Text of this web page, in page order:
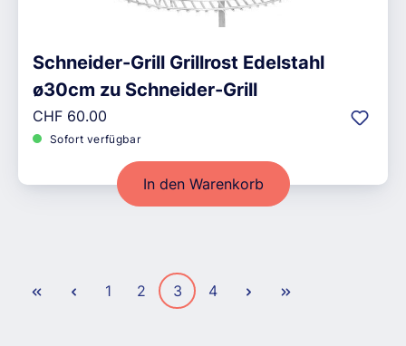
Schneider-Grill Grillrost Edelstahl
ø30cm zu Schneider-Grill
Regulärer Preis:
CHF 60.00
Sofort verfügbar
In den Warenkorb
Seite
1 Seite
2 Seite
3 Seite
4